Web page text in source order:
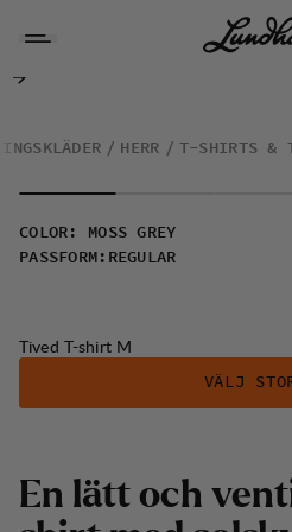
Tived T-shirt M
HERR T-SHIRTS &
COLOR :
MOSS GREY
PASSFORM : REGULAR
Tived T-shirt M
VÄLJ
En lätt och vent